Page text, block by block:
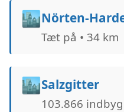
🏙️Nörten-
Tæt på • 34 km
🏙️Salzgitter
103.866